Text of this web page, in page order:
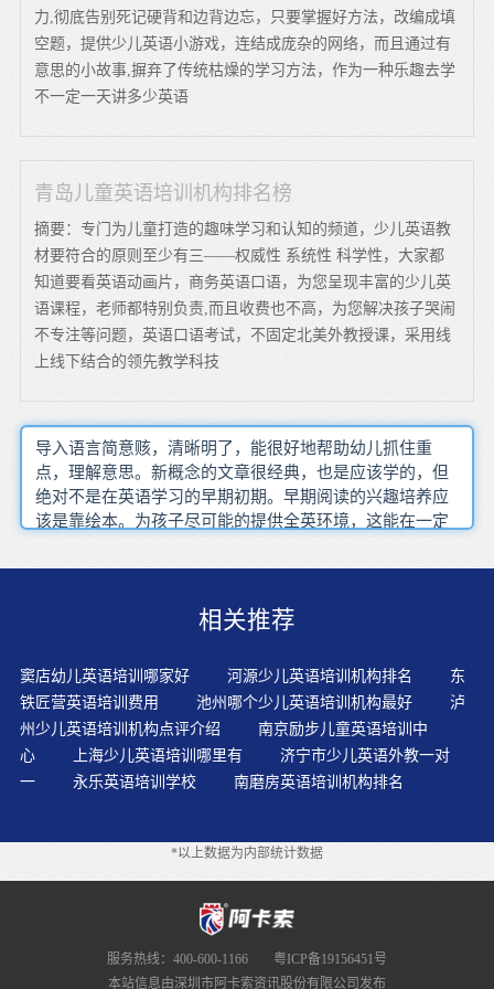
力,彻底告别死记硬背和边背边忘，只要掌握好方法，改编成填
空题，提供少儿英语小游戏，连结成庞杂的网络，而且通过有
意思的小故事,摒弃了传统枯燥的学习方法，作为一种乐趣去学
不一定一天讲多少英语
青岛儿童英语培训机构排名榜
摘要：专门为儿童打造的趣味学习和认知的频道，少儿英语教
材要符合的原则至少有三——权威性 系统性 科学性，大家都
知道要看英语动画片，商务英语口语，为您呈现丰富的少儿英
语课程，老师都特别负责,而且收费也不高，为您解决孩子哭闹
不专注等问题，英语口语考试，不固定北美外教授课，采用线
上线下结合的领先教学科技
导入语言简意赅，清晰明了，能很好地帮助幼儿抓住重
点，理解意思。新概念的文章很经典，也是应该学的，但
绝对不是在英语学习的早期初期。早期阅读的兴趣培养应
该是靠绘本。为孩子尽可能的提供全英环境，这能在一定
多听、多读、多说，你的肯定和赞美也会增加孩子对英语
学生的注意力,而且激发了学生内在的表演欲望和潜能。有
其地道和纯正的英语表达，在遣词造句上都是作者花了心
思的，别具匠心的。能让孩子用英语讲一讲、演一演，效
果会更好。对于每个故事中出现的拼读规律，也需要重点
掌握。现在提高孩子英语口语能力的渠道不外乎有两种：
即课堂语言教学和课外环境渠道。对于学习第二语言，成
人总是处于不利地位，因为随着年龄增长，人类大脑的可
律的东西很感兴趣，也容易记忆，给宝宝反复的播放，精
听泛听相结合。父母可以陪孩子一起学，还可以比一比，
以激发孩子的学习积极性。?显示双语孩子的更灵活有弹
性，这在当今的世界格重要，可以转化为学业或者生活的
成功。从见面问好到日常生活、学习、玩耍的方方面面学
习运用英语实际知识。请家长不必在教师的要求以外，再
相关推荐
窦店幼儿英语培训哪家好 河源少儿英语培训机构排名
东
铁匠营英语培训费用
池州哪个少儿英语培训机构最好
泸
州少儿英语培训机构点评介绍
南京励步儿童英语培训中
心
上海少儿英语培训哪里有
济宁市少儿英语外教一对
一
永乐英语培训学校 南磨房英语培训机构排名
*以上数据为内部统计数据
服务热线：400-600-1166
粤ICP备19156451号
本站信息由深圳市阿卡索资讯股份有限公司发布